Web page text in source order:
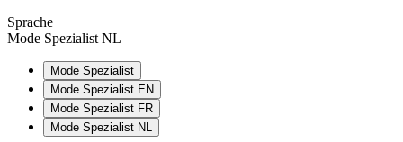
Sprache
Mode Spezialist NL
Mode Spezialist
Mode Spezialist EN
Mode Spezialist FR
Mode Spezialist NL